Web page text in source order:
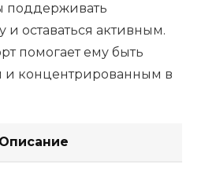
поддерживать
оставаться активным.
помогает ему быть
и концентрированным в
Описание